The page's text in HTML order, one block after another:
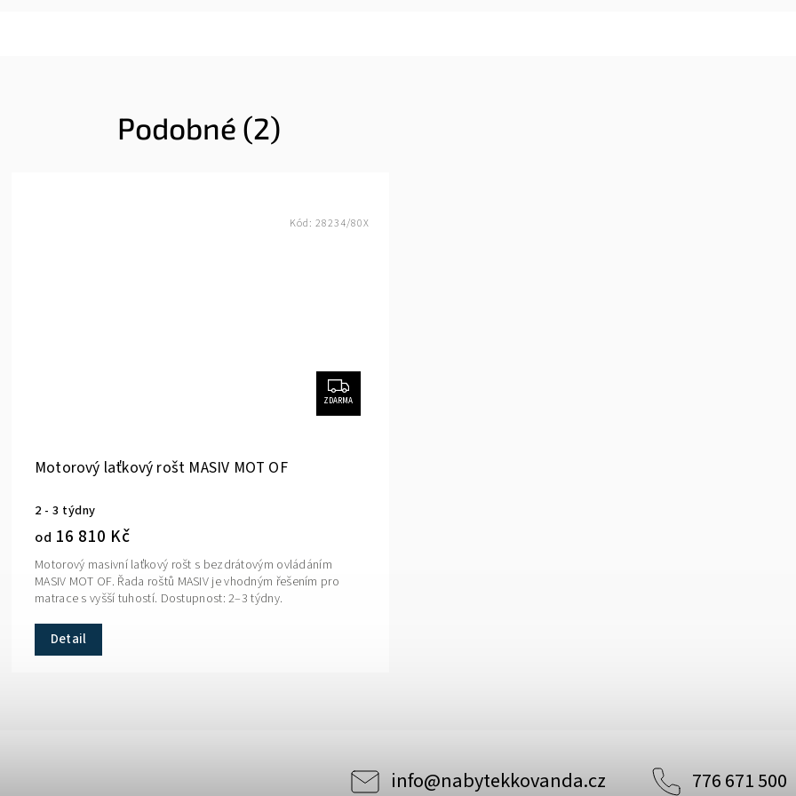
Podobné (2)
ZDARMA
Motorový laťkový rošt MASIV MOT OF
2 - 3 týdny
od 16 810 Kč
Detail
Motorový masivní laťkový rošt s bezdrátovým ovládáním
MASIV MOT OF. Řada roštů MASIV je vhodným řešením pro
matrace s vyšší tuhostí. Dostupnost: 2–3 týdny.
Kód: 28234/80X
info@nabytekkovanda.cz 776 671 500